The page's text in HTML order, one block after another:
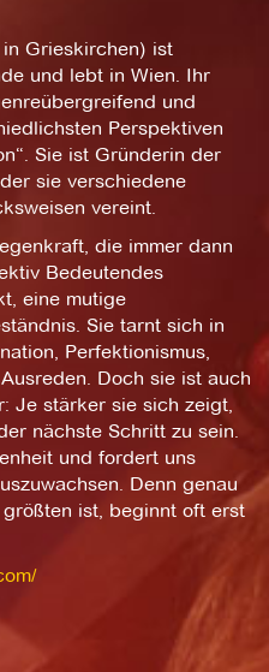
Grieskirchen) ist
und lebt in Wien. Ihr
und
Perspektiven
Sie ist Gründerin der
sie verschiedene
vereint.
die immer dann
Bedeutendes
eine mutige
Sie tarnt sich in
Perfektionismus,
Doch sie ist auch
Je stärker sie sich zeigt,
nächste Schritt zu sein.
und fordert uns
Denn genau
ist, beginnt oft erst